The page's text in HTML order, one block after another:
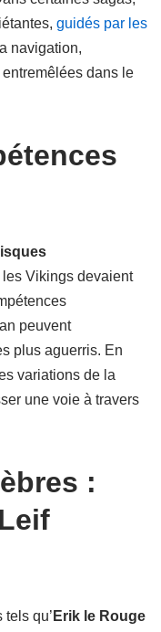
guidés par les
navigation,
entremêlées dans le
Vikings devaient
peuvent
plus aguerris. En
variations de la
une voie à travers
:
qu’ Erik le Rouge